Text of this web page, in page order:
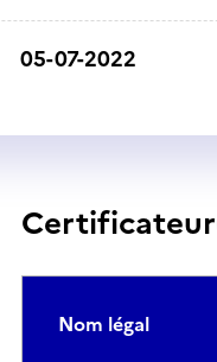
05-07-2022
Nom légal